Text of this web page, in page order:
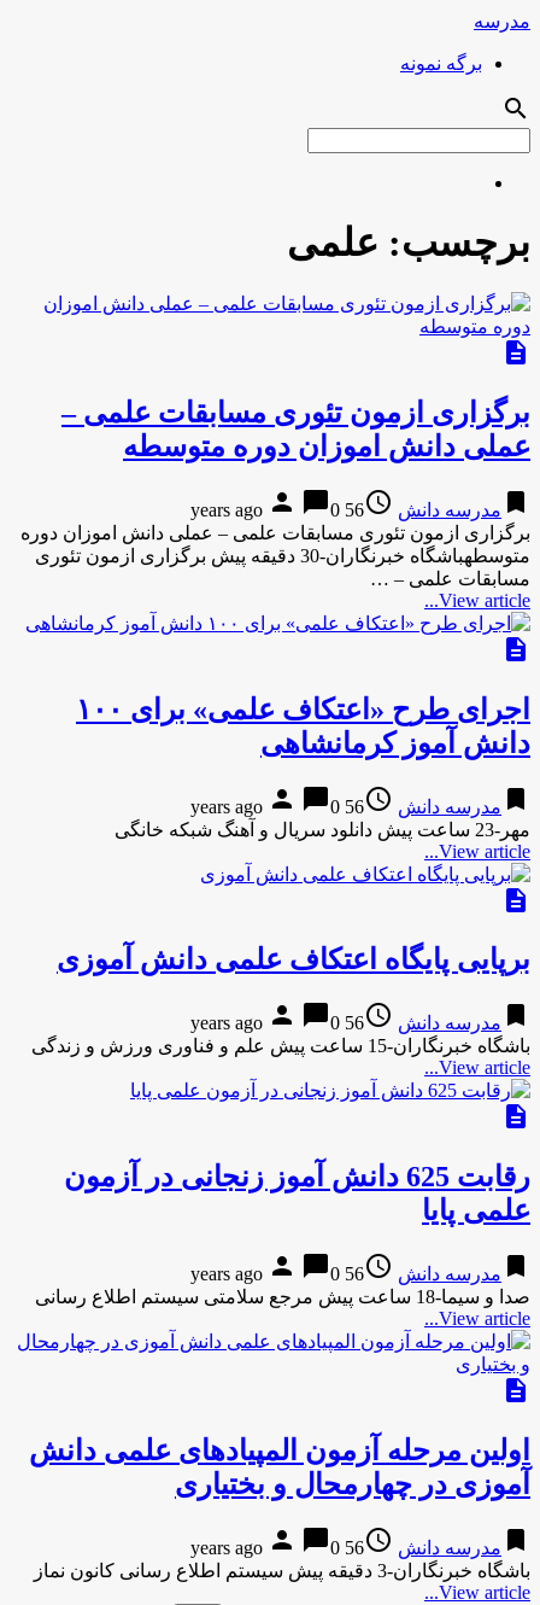
مدرسه
برگه نمونه
search
برچسب: علمی
description
برگزاری ازمون تئوری مسابقات علمی –
عملی دانش اموزان دوره متوسطه
bookmark مدرسه دانش access_time
56 years ago
person chat_bubble0
برگزاری ازمون تئوری مسابقات علمی – عملی دانش اموزان دوره
متوسطهباشگاه خبرنگاران-30 دقیقه پیش برگزاری ازمون تئوری
مسابقات علمی – …
View article...
description
اجرای طرح «اعتکاف علمی» برای ۱۰۰
دانش آموز کرمانشاهی
bookmark مدرسه دانش access_time
56 years ago
person chat_bubble0
مهر-23 ساعت پیش دانلود سریال و آهنگ شبکه خانگی
View article...
description
برپایی پایگاه اعتکاف علمی دانش آموزی
bookmark مدرسه دانش access_time
56 years ago
person chat_bubble0
باشگاه خبرنگاران-15 ساعت پیش علم و فناوری ورزش و زندگی
View article...
description
رقابت 625 دانش آموز زنجانی در آزمون
علمی پایا
bookmark مدرسه دانش access_time
56 years ago
person chat_bubble0
صدا و سیما-18 ساعت پیش مرجع سلامتی سیستم اطلاع رسانی
View article...
description
اولین مرحله آزمون المپیادهای علمی دانش
آموزی در چهارمحال و بختیاری
bookmark مدرسه دانش access_time
56 years ago
person chat_bubble0
باشگاه خبرنگاران-3 دقیقه پیش سیستم اطلاع رسانی کانون نماز
View article...